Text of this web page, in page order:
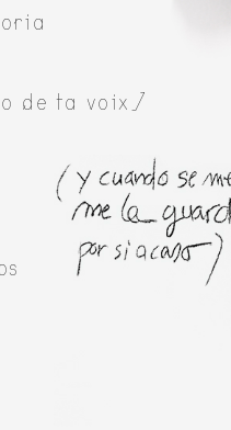
de ta voix]